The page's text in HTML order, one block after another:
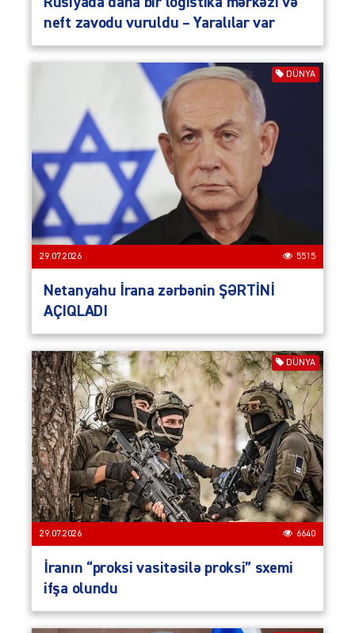
neft zavodu vuruldu – Yaralılar var
DÜNYA
29.07.2026 5515
Netanyahu İrana zərbənin ŞƏRTİNİ
AÇIQLADI
DÜNYA
29.07.2026 6640
İranın “proksi vasitəsilə proksi” sxemi
ifşa olundu